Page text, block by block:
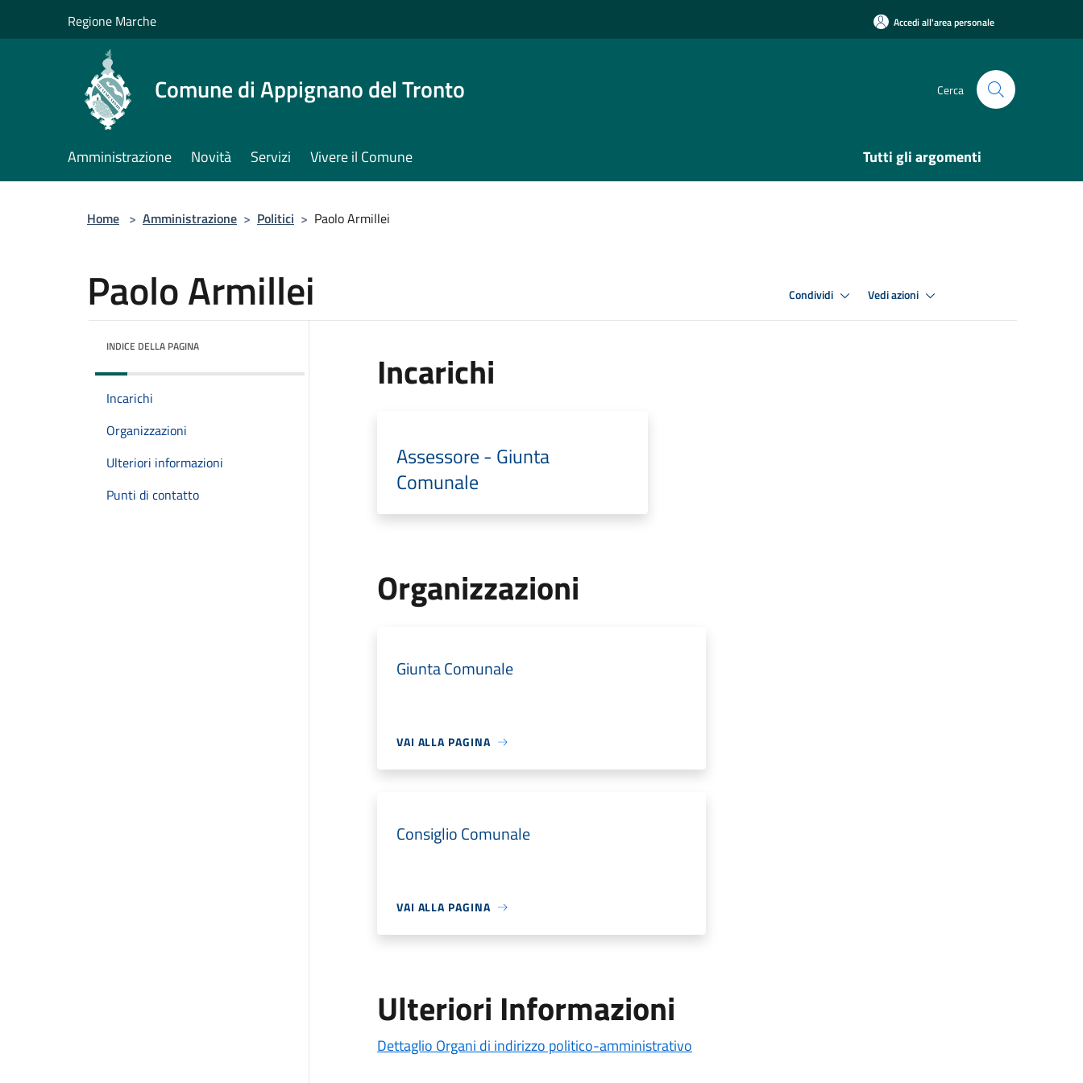
Regione Marche Accedi all'area personale
Comune di Appignano del Tronto Cerca
Amministrazione Novità Servizi Vivere il Comune Tutti gli argomenti
Home > Amministrazione > Politici > Paolo Armillei
Paolo Armillei Condividi Vedi azioni
INDICE DELLA PAGINA
Incarichi
Organizzazioni
Ulteriori informazioni
Punti di contatto
Incarichi
Assessore - Giunta
Comunale
Organizzazioni
Giunta Comunale
VAI ALLA PAGINA
Consiglio Comunale
VAI ALLA PAGINA
Ulteriori Informazioni
Dettaglio Organi di indirizzo politico-amministrativo